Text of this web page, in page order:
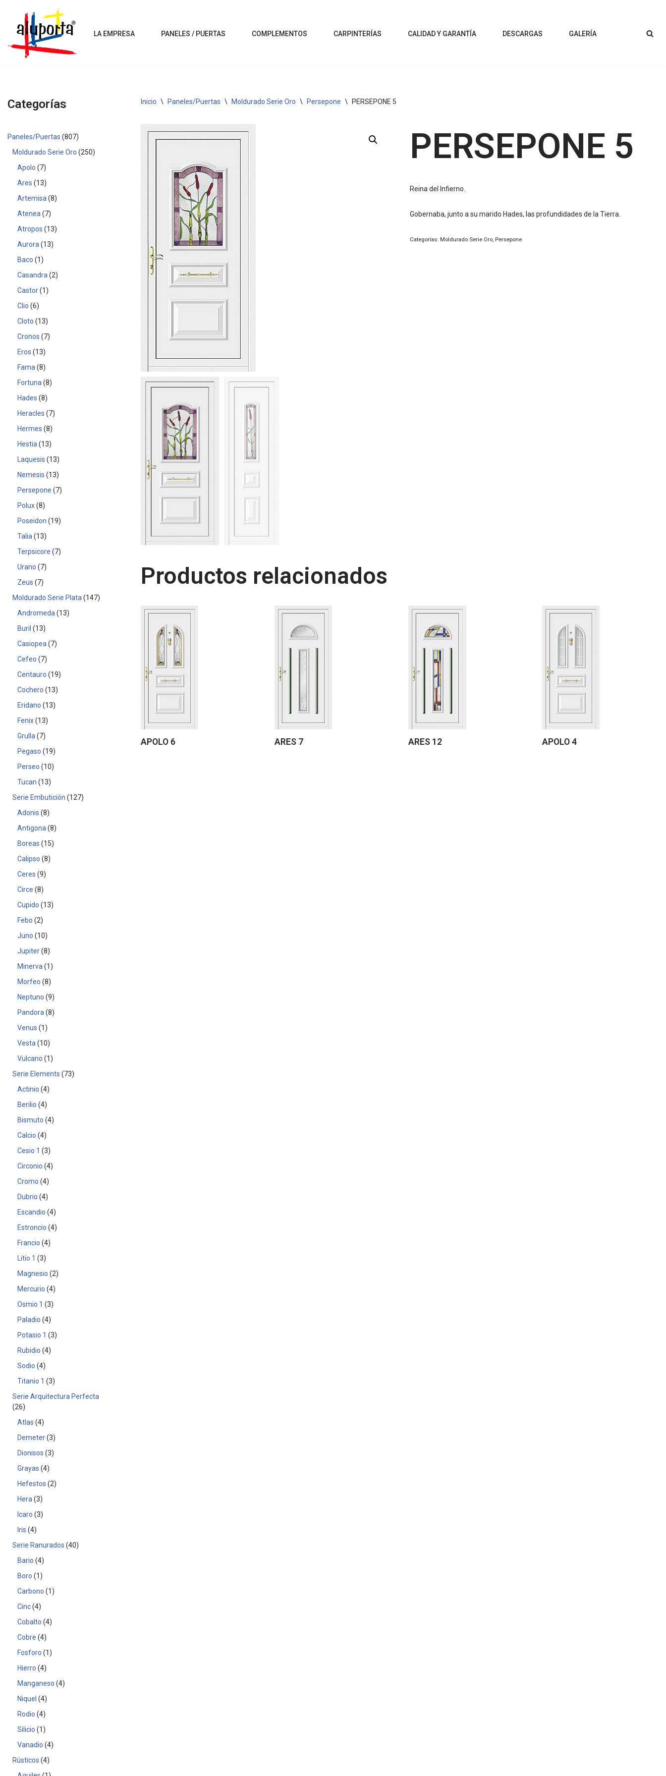
Saltar
contenido
LA EMPRESA PANELES / PUERTAS COMPLEMENTOS CARPINTERÍAS CALIDAD Y GARANTÍA DESCARGAS GALERÍA
Categorías
Paneles/Puertas 807
Moldurado Serie Oro 250
Apolo
7
Ares
13
Artemisa 8
Atenea
7
Atropos
13
Aurora
13
Baco
1
Casandra 2
Castor 1
Clio 6
Cloto
13
Cronos
7
Eros
13
Fama 8
Fortuna 8
Hades 8
Heracles
7
Hermes 8
Hestia
13
Laquesis
13
Nemesis
13
Persepone
7
Polux 8
Poseidon
19
Talia
13
Terpsicore
7
Urano
7
Zeus
7
Moldurado Serie Plata
147
Andromeda
13
Buril
13
Casiopea
7
Cefeo
7
Centauro
19
Cochero
13
Eridano
13
Fenix 13
Grulla
7
Pegaso
19
Perseo
10
Tucan
13
Serie Embutición
127
Adonis 8
Antigona 8
Boreas
15
Calipso 8
Ceres 9
Circe 8
Cupido
13
Febo 2
Juno
10
Jupiter 8
Minerva
1
Morfeo 8
Neptuno 9
Pandora 8
Venus
1
Vesta
10
Vulcano
1
Serie Elements
73
Actinio 4
Berilio 4
Bismuto 4
Calcio 4
Cesio 1
3
Circonio 4
Cromo 4
Dubrio 4
Escandio 4
Estroncio 4
Francio 4
Litio 1
3
Magnesio 2
Mercurio 4
Osmio 1
3
Paladio 4
Potasio 1
3
Rubidio 4
Sodio 4
Titanio 1
3
Serie Arquitectura Perfecta
26
Atlas 4
Demeter 3
Dionisos 3
Grayas 4
Hefestos 2
Hera 3
Icaro 3
Iris 4
Serie Ranurados 40
Bario 4
Boro
1
Carbono
1
Cinc 4
Cobalto 4
Cobre 4
Fosforo
1
Hierro 4
Manganeso 4
Niquel
4
Rodio 4
Silicio
1
Vanadio 4
Rústicos 4
Inicio \ Paneles/Puertas \ Moldurado Serie Oro \ Persepone \ PERSEPONE 5
PERSEPONE 5
Reina del Infierno.
Gobernaba, junto a su marido Hades, las profundidades de la Tierra.
Categorías: Moldurado Serie Oro, Persepone
Productos relacionados
APOLO 6 ARES 7 ARES 12 APOLO 4